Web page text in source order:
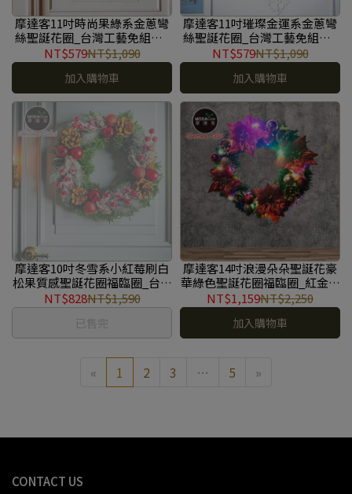
摩達客11吋時尚果綠系金蔥彎
絲聖誕花圈_台灣工藝免組裝_
本島免運費 #YS-GW2501010
NT$579NT$1,090
加入購物車
摩達客11吋璀璨金運系金蔥彎
絲聖誕花圈_台灣工藝免組裝_
本島免運費 #YS-GW2501009
NT$579NT$1,090
加入購物車
摩達客10吋冬雪系小紅莓刷白
松果質感聖誕花圈福臨圈_台灣
工藝免組裝_本島免運費 #YS-
GW2501002
NT$828NT$1,590
已售完
摩達客14吋浪漫朵朵聖誕花豪
華綠色聖誕花圈福臨圈_紅金系
+20燈LED彩光燈串_本島免運
費 #YS-GW2501021
NT$1,159NT$2,250
加入購物車
« 1 2 3 … 5 »
CONTACT US